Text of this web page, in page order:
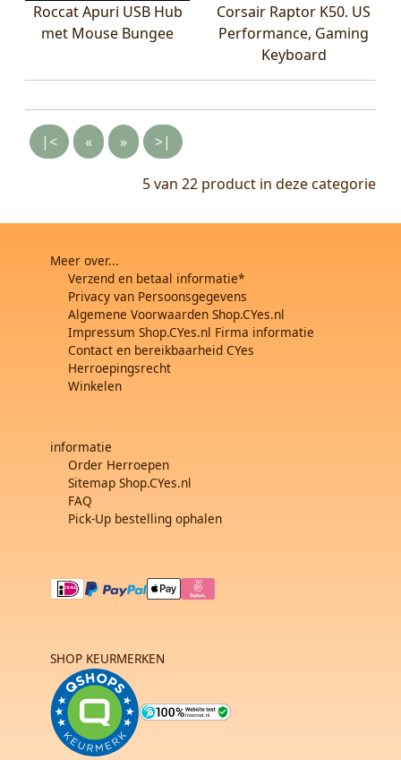
Roccat Apuri USB Hub
met Mouse Bungee
Corsair Raptor K50. US
Performance, Gaming
Keyboard
|< « » >|
5 van 22 product in deze categorie
Meer over...
Verzend en betaal informatie*
Privacy van Persoonsgegevens
Algemene Voorwaarden Shop.CYes.nl
Impressum Shop.CYes.nl Firma informatie
Contact en bereikbaarheid CYes
Herroepingsrecht
Winkelen
informatie
Order Herroepen
Sitemap Shop.CYes.nl
FAQ
Pick-Up bestelling ophalen
SHOP KEURMERKEN